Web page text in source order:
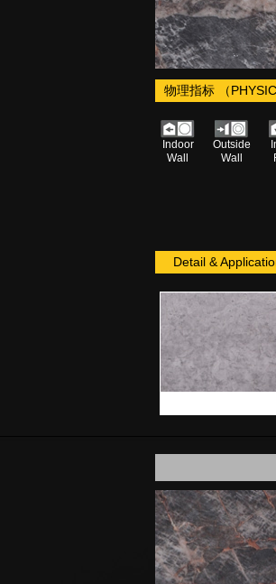
物理指标 （
Indoor
Wall
Outside
Wall
Detail &